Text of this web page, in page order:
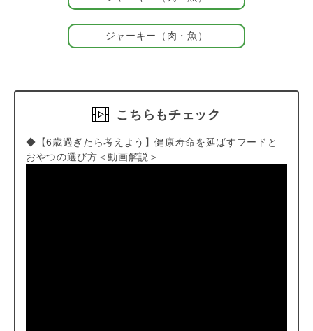
わり】【「欲しかった！こんな商品」の新提案】の3つを大切に
するブランド。お客様からいただいたお声に耳を傾け、オーナー
様とパートナーの両方に、よりご満足いただける商品づくりを行
ジャーキー（肉・魚）
こちらもチェック
◆【6歳過ぎたら考えよう】健康寿命を延ばすフードと
おやつの選び方＜動画解説＞